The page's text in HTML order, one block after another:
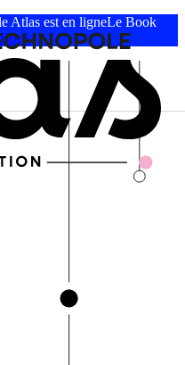
Atlas est en ligneLe Book